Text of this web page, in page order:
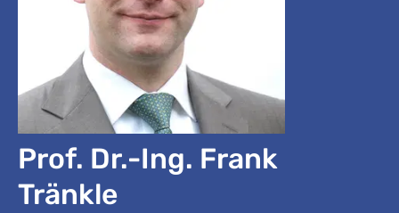
Prof. Dr.-Ing. Frank
Tränkle